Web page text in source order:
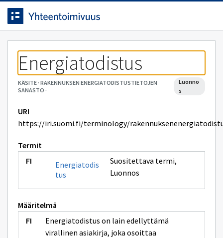
Siirrytty
sivulle
Siirry suoraan sisältöön.
Energiatodistus
KÄSITE· RAKENNUKSEN ENERGIATODISTUSTIETOJEN
SANASTO ·
luonno
s
URI
https://iri.suomi.fi/terminology/
Termit
Energiatodis
tus
Suositettava termi,
Luonnos
Määritelmä
Energiatodistus on lain edellyttämä
virallinen asiakirja, joka osoittaa